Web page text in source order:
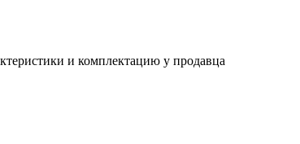
и комплектацию у продавца